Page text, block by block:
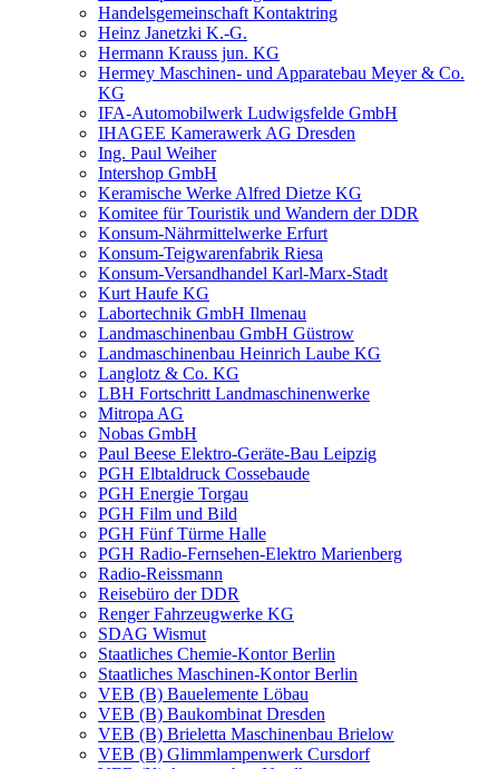
Handelsgemeinschaft Kontaktring
Heinz Janetzki K.-G.
Hermann Krauss jun. KG
Hermey Maschinen- und Apparatebau Meyer & Co.
KG
IFA-Automobilwerk Ludwigsfelde GmbH
IHAGEE Kamerawerk AG Dresden
Ing. Paul Weiher
Intershop GmbH
Keramische Werke Alfred Dietze KG
Komitee für Touristik und Wandern der DDR
Konsum-Nährmittelwerke Erfurt
Konsum-Teigwarenfabrik Riesa
Konsum-Versandhandel Karl-Marx-Stadt
Kurt Haufe KG
Labortechnik GmbH Ilmenau
Landmaschinenbau GmbH Güstrow
Landmaschinenbau Heinrich Laube KG
Langlotz & Co. KG
LBH Fortschritt Landmaschinenwerke
Mitropa AG
Nobas GmbH
Paul Beese Elektro-Geräte-Bau Leipzig
PGH Elbtaldruck Cossebaude
PGH Energie Torgau
PGH Film und Bild
PGH Fünf Türme Halle
PGH Radio-Fernsehen-Elektro Marienberg
Radio-Reissmann
Reisebüro der DDR
Renger Fahrzeugwerke KG
SDAG Wismut
Staatliches Chemie-Kontor Berlin
Staatliches Maschinen-Kontor Berlin
VEB (B) Bauelemente Löbau
VEB (B) Baukombinat Dresden
VEB (B) Brieletta Maschinenbau Brielow
VEB (B) Glimmlampenwerk Cursdorf